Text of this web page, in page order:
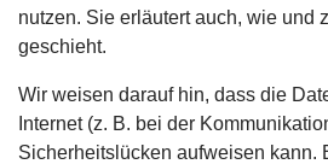
nutzen. Sie erläutert auch, wie und
geschieht.
Wir weisen darauf hin, dass die
Internet (z. B. bei der
Sicherheitslücken aufweisen kann.